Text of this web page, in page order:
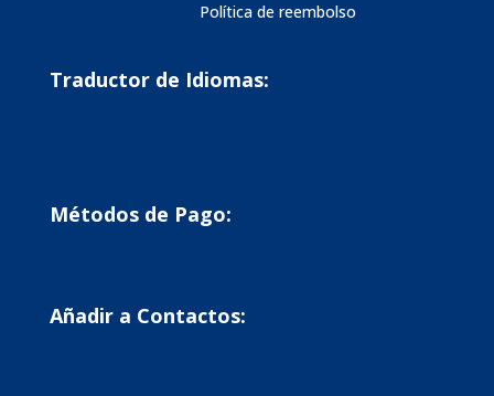
Política de reembolso
Traductor de Idiomas:
Métodos de Pago:
Añadir a Contactos: